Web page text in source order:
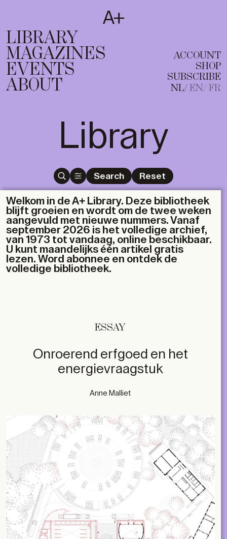
T
EN FR
LIBRARY
MAGAZINES
EVENTS
ABOUT
ACCOUNT
SHOP
SUBSCRIBE
NL EN FR
Library
Search Reset
Welkom in de A+ Library. Deze bibliotheek
blijft groeien en wordt om de twee weken
aangevuld met nieuwe nummers. Vanaf
september 2026 is het volledige archief,
van 1973 tot vandaag, online beschikbaar.
U kunt maandelijks één artikel gratis
lezen. Word abonnee en ontdek de
volledige bibliotheek.
ESSAY
Onroerend erfgoed en het
energievraagstuk
Anne Malliet